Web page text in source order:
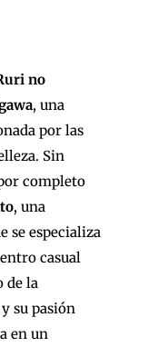
no
, una
por las
Sin
completo
, una
se especializa
casual
de la
su pasión
en un